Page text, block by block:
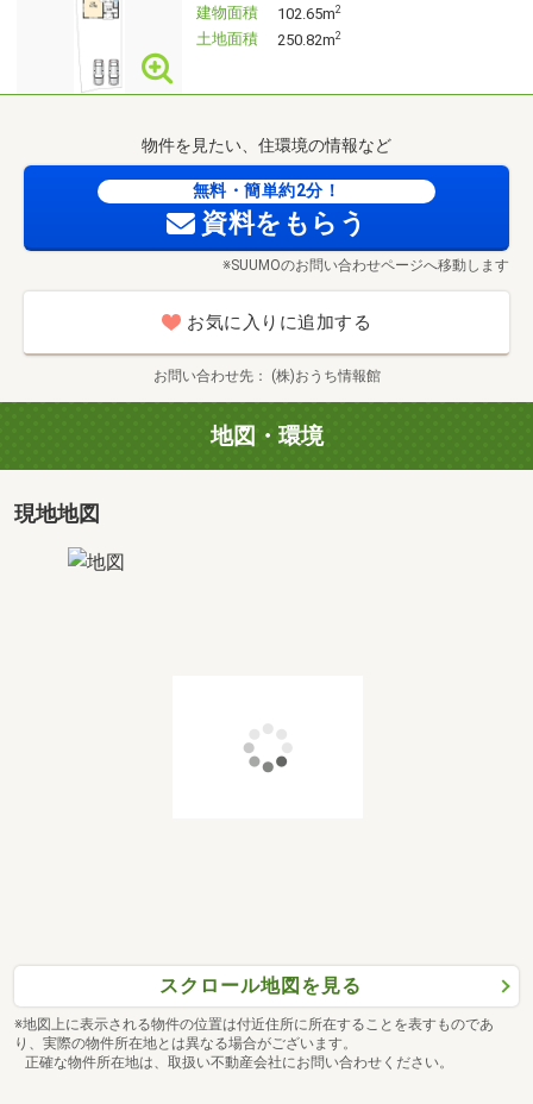
建物面積
102.65m2
土地面積 250.82m2
物件を見たい、住環境の情報など
無料・簡単約2分！
資料をもらう
※SUUMOのお問い合わせページへ移動します
お気に入りに追加する
お問い合わせ先 (株)おうち情報館
地図・環境
現地地図
スクロール地図を見る
※地図上に表示される物件の位置は付近住所に所在することを表すものであ
り、実際の物件所在地とは異なる場合がございます。
正確な物件所在地は、取扱い不動産会社にお問い合わせください。